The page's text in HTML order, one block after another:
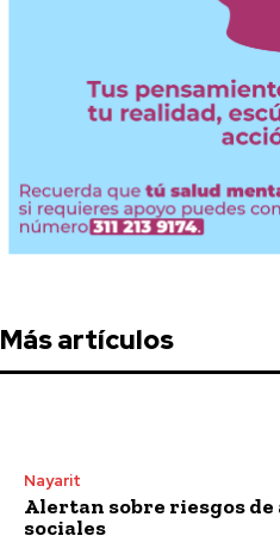
Más artículos
Nayarit
Alertan sobre riesgos de
sociales